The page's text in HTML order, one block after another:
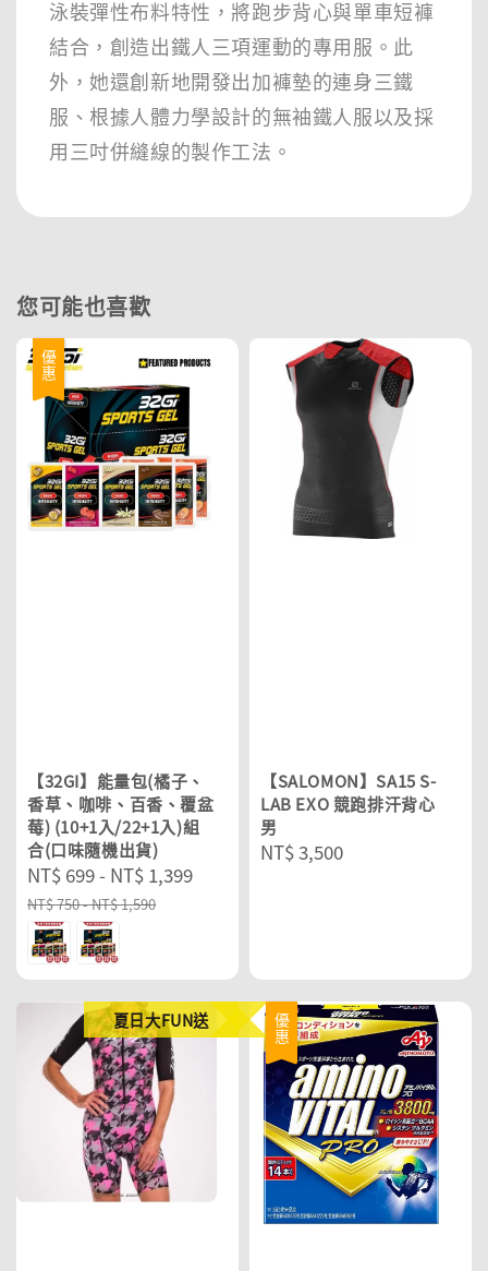
泳裝彈性布料特性，將跑步背心與單車短褲
結合，創造出鐵人三項運動的專用服。此
外，她還創新地開發出加褲墊的連身三鐵
服、根據人體力學設計的無袖鐵人服以及採
用三吋併縫線的製作工法。
您可能也喜歡
優惠
【32GI】能量包(橘子、
香草、咖啡、百香、覆盆
莓) (10+1入/22+1入)組
合(口味隨機出貨)
Sale
price
NT$ 699- NT$ 1,399
NT$ 750-NT$ 1,590
【SALOMON】SA15 S-
LAB EXO 競跑排汗背心
男
Regular
NT$ 3,500
夏日大FUN送 優惠